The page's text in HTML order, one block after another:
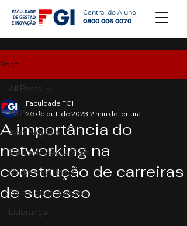
Central do Aluno
0800 006 0070
Post
All Posts
Agronegócio
Mercado de Capitais
Marketing Digital
Empreendedorismo
Liderança
All Posts
A importância do
networking na
construção de carreiras
de sucesso
Faculdade FGI
20 de out. de 2023 2 min de leitura